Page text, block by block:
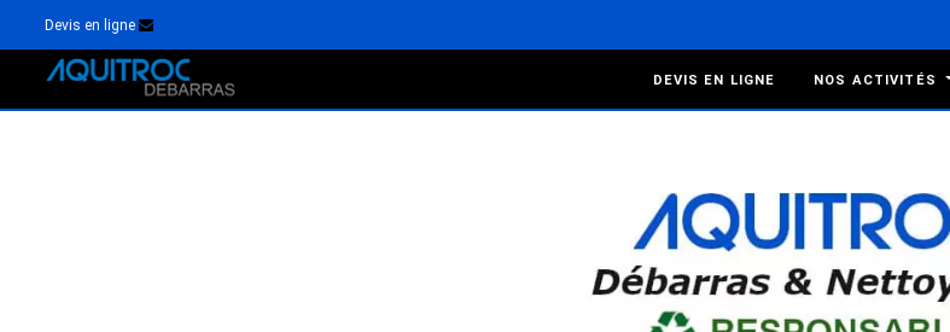
Devis en ligne
DEVIS EN LIGNE NOS ACTIVITÉS